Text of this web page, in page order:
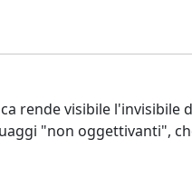
rende visibile
"non oggettivanti",